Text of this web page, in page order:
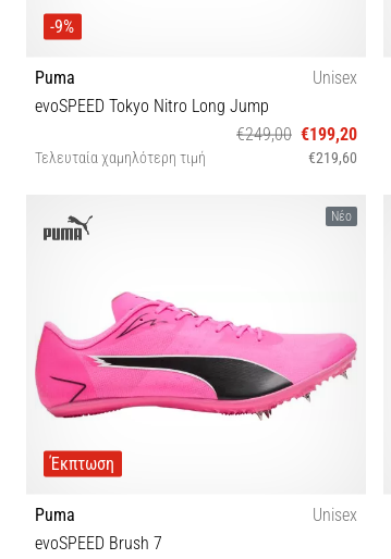
-9%
Puma
Unisex
evoSPEED Tokyo Nitro Long Jump
€249,00 €199,20
Τελευταία χαμηλότερη τιμή €219,60
Νέο
Έκπτωση
Puma
Unisex
evoSPEED Brush 7